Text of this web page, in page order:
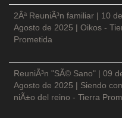
2Âª ReuniÃ³n familiar | 10 de
Agosto de 2025 | Oikos -
Prometida
ReuniÃ³n "SÃ© Sano" | 09
Agosto de 2025 | Siendo
niÃ±o del reino - Tierra